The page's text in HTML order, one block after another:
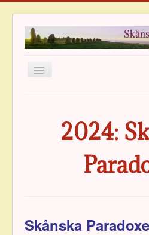
Om Akademien
Ledamöter
Verksamhet
Arkiv
2024:
Skånska